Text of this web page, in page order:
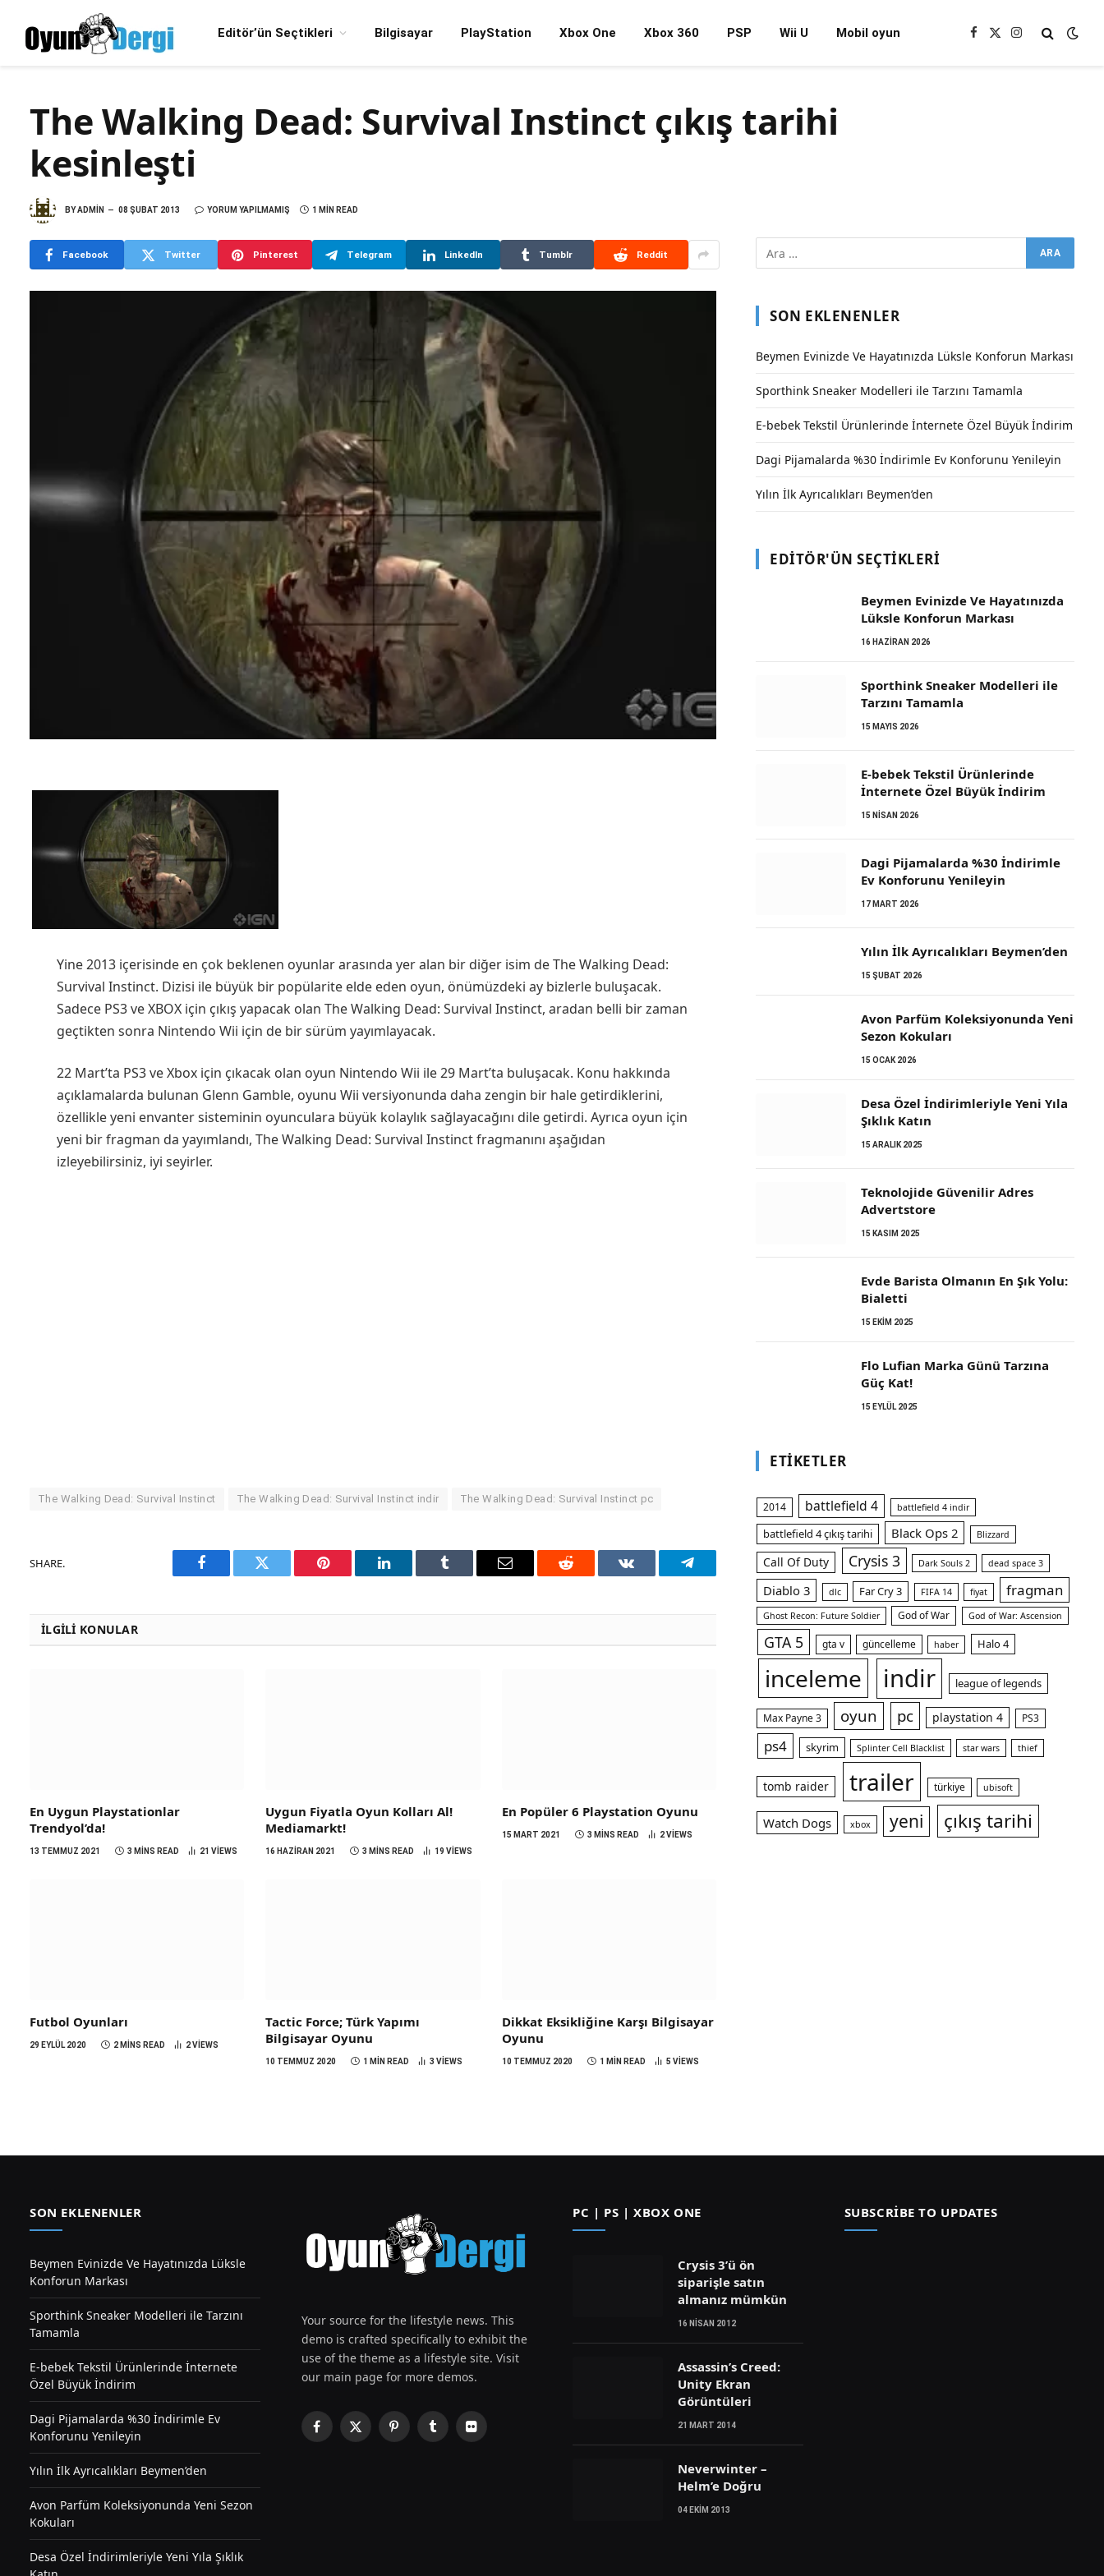
Editör’ün Seçtikleri Bilgisayar PlayStation Xbox One Xbox 360 PSP Wii U Mobil oyun Facebook
X
Instagram
The Walking Dead: Survival Instinct çıkış tarihi
kesinleşti
BYADMIN 08 ŞUBAT 2013 YORUM YAPILMAMIŞ 1 MIN READ
Facebook Twitter Pinterest Telegram LinkedIn Tumblr Reddit
Yine 2013 içerisinde en çok beklenen oyunlar arasında yer alan bir diğer isim de The Walking Dead:
Survival Instinct. Dizisi ile büyük bir popülarite elde eden oyun, önümüzdeki ay bizlerle buluşacak.
Sadece PS3 ve XBOX için çıkış yapacak olan The Walking Dead: Survival Instinct, aradan belli bir zaman
geçtikten sonra Nintendo Wii için de bir sürüm yayımlayacak.
22 Mart’ta PS3 ve Xbox için çıkacak olan oyun Nintendo Wii ile 29 Mart’ta buluşacak. Konu hakkında
açıklamalarda bulunan Glenn Gamble, oyunu Wii versiyonunda daha zengin bir hale getirdiklerini,
özellikle yeni envanter sisteminin oyunculara büyük kolaylık sağlayacağını dile getirdi. Ayrıca oyun için
yeni bir fragman da yayımlandı, The Walking Dead: Survival Instinct fragmanını aşağıdan
izleyebilirsiniz, iyi seyirler.
The Walking Dead: Survival Instinct The Walking Dead: Survival Instinct indir The Walking Dead: Survival Instinct pc
SHARE.
Facebook Twitter Pinterest LinkedIn Tumblr Email Reddit VKontakteTelegram
İLGILI KONULAR
En Uygun Playstationlar
Trendyol’da!
13 TEMMUZ 2021 3 MINS READ 21 VIEWS
Uygun Fiyatla Oyun Kolları Al!
Mediamarkt!
16 HAZIRAN 2021 3 MINS READ 19VIEWS
En Popüler 6 Playstation Oyunu
15 MART 2021 3 MINS READ 2VIEWS
Futbol Oyunları
29 EYLÜL 2020 2 MINS READ 2VIEWS
Tactic Force; Türk Yapımı
Bilgisayar Oyunu
10 TEMMUZ 2020 1 MIN READ 3VIEWS
Dikkat Eksikliğine Karşı Bilgisayar
Oyunu
10 TEMMUZ 2020 1 MIN READ 5VIEWS
SON EKLENENLER
Beymen Evinizde Ve Hayatınızda Lüksle Konforun Markası
Sporthink Sneaker Modelleri ile Tarzını Tamamla
E-bebek Tekstil Ürünlerinde İnternete Özel Büyük İndirim
Dagi Pijamalarda %30 İndirimle Ev Konforunu Yenileyin
Yılın İlk Ayrıcalıkları Beymen’den
EDITÖR'ÜN SEÇTIKLERI
Beymen Evinizde Ve Hayatınızda
Lüksle Konforun Markası
16 HAZIRAN 2026
Sporthink Sneaker Modelleri ile
Tarzını Tamamla
15 MAYIS 2026
E-bebek Tekstil Ürünlerinde
İnternete Özel Büyük İndirim
15 NISAN 2026
Dagi Pijamalarda %30 İndirimle
Ev Konforunu Yenileyin
17 MART 2026
Yılın İlk Ayrıcalıkları Beymen’den
15 ŞUBAT 2026
Avon Parfüm Koleksiyonunda Yeni
Sezon Kokuları
15 OCAK 2026
Desa Özel İndirimleriyle Yeni Yıla
Şıklık Katın
15 ARALIK 2025
Teknolojide Güvenilir Adres
Advertstore
15 KASIM 2025
Evde Barista Olmanın En Şık Yolu:
Bialetti
15 EKIM 2025
Flo Lufian Marka Günü Tarzına
Güç Kat!
15 EYLÜL 2025
ETIKETLER
2014 battlefield 4 battlefield 4 indir
battlefield 4 çıkış tarihi Black Ops 2 Blizzard
Call Of Duty Crysis 3 Dark Souls 2 dead space 3
Diablo 3 dlc Far Cry 3 FIFA 14 fiyat fragman
Ghost Recon: Future Soldier God of War God of War: Ascension
GTA 5 gta v güncelleme haber Halo 4
inceleme indir league of legends
Max Payne 3 oyun pc playstation 4 PS3
ps4 skyrim Splinter Cell Blacklist star wars thief
tomb raider trailer türkiye ubisoft
Watch Dogs xbox yeni çıkış tarihi
SON EKLENENLER
Beymen Evinizde Ve Hayatınızda Lüksle
Konforun Markası
Sporthink Sneaker Modelleri ile Tarzını
Tamamla
E-bebek Tekstil Ürünlerinde İnternete
Özel Büyük İndirim
Dagi Pijamalarda %30 İndirimle Ev
Konforunu Yenileyin
Yılın İlk Ayrıcalıkları Beymen’den
Avon Parfüm Koleksiyonunda Yeni Sezon
Kokuları
Desa Özel İndirimleriyle Yeni Yıla Şıklık
Your source for the lifestyle news. This
demo is crafted specifically to exhibit the
use of the theme as a lifestyle site. Visit
our main page for more demos.
Facebook
X
PinterestTumblrFlickr
PC | PS | XBOX ONE
Crysis 3’ü ön
siparişle satın
almanız mümkün
16 NISAN 2012
Assassin’s Creed:
Unity Ekran
Görüntüleri
21 MART 2014
Neverwinter –
Helm’e Doğru
04 EKIM 2013
SUBSCRIBE TO UPDATES